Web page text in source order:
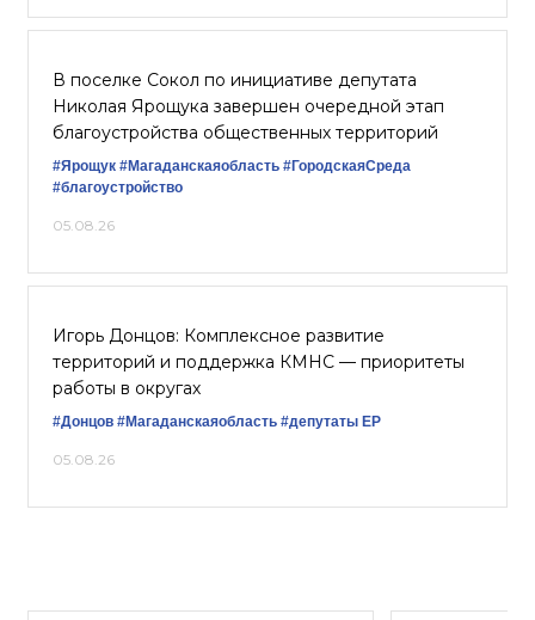
В поселке Сокол по инициативе депутата
Николая Ярощука завершен очередной этап
благоустройства общественных территорий
#Ярощук #Магаданскаяобласть #ГородскаяСреда
#благоустройство
05.08.26
Игорь Донцов: Комплексное развитие
территорий и поддержка КМНС — приоритеты
работы в округах
#Донцов #Магаданскаяобласть #депутаты ЕР
05.08.26